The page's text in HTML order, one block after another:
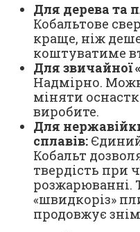
Для дерева та
Кобальтове
краще, ніж
коштуватиме
Для звичайної
Надмірно.
міняти
виробите.
Для
сплавів:
Кобальт
твердість при
розжарюванні.
«швидкоріз»
продовжує